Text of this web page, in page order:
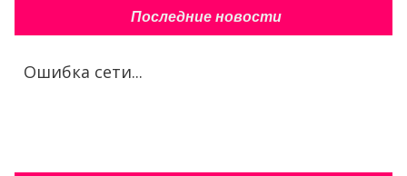
Последние новости
Ошибка сети...